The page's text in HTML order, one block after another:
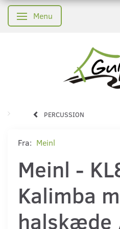
Skifte navigation
Menu
PERCUSSION
Fra: Meinl
Meinl -
Kalimba
halskæde